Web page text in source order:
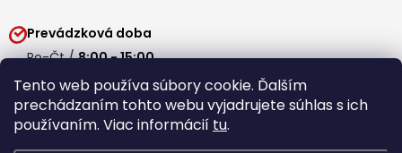
Tento web používa súbory cookie. Ďalším
prechádzaním tohto webu vyjadrujete súhlas s ich
používaním. Viac informácií tu.
Prevádzková doba
Po-Čt /8:00 - 15:00
Pá / 7:30 - 14:30
Obedňajšia prestávka /11:00 - 11:30